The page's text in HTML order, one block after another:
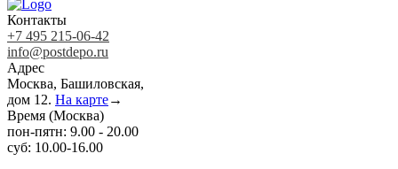
Контакты
+7 495 215-06-42
info@postdepo.ru
Адрес
Москва, Башиловская,
дом 12. На карте→
Время (Москва)
пон-пятн: 9.00 - 20.00
суб: 10.00-16.00